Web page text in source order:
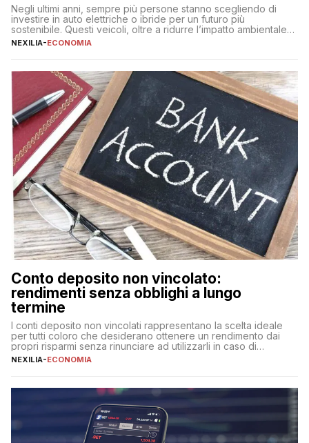
Negli ultimi anni, sempre più persone stanno scegliendo di
investire in auto elettriche o ibride per un futuro più
sostenibile. Questi veicoli, oltre a ridurre l’impatto ambientale,
offrono vantaggi economici a lungo termine, come minori costi
fare se non […]
NEXILIA-ECONOMIA
Conto deposito non vincolato:
rendimenti senza obblighi a lungo
termine
I conti deposito non vincolati rappresentano la scelta ideale
per tutti coloro che desiderano ottenere un rendimento dai
propri risparmi senza rinunciare ad utilizzarli in caso di
necessità. A differenza delle forme vincolate tradizionali,
flessibilità e rendimento. Come funzionano […]
NEXILIA-ECONOMIA